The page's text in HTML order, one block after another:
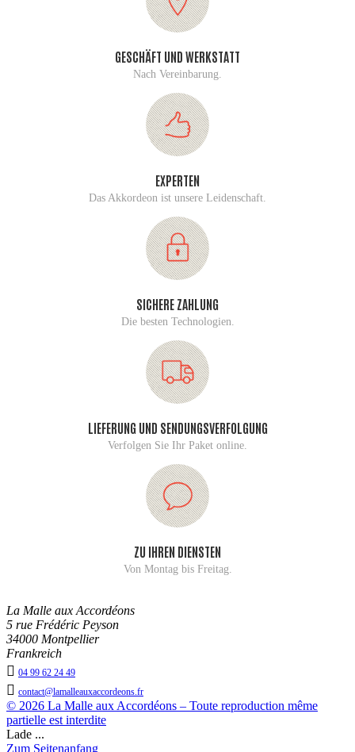
GESCHÄFT UND WERKSTATT
Nach Vereinbarung.
EXPERTEN
Das Akkordeon ist unsere Leidenschaft.
SICHERE ZAHLUNG
Die besten Technologien.
LIEFERUNG UND SENDUNGSVERFOLGUNG
Verfolgen Sie Ihr Paket online.
ZU IHREN DIENSTEN
Von Montag bis Freitag.
La Malle aux Accordéons
5 rue Frédéric Peyson
34000 Montpellier
Frankreich
 04 99 62 24 49
 contact@lamalleauxaccordeons.fr
© 2026 La Malle aux Accordéons – Toute reproduction même
partielle est interdite
Lade ...
Zum Seitenanfang